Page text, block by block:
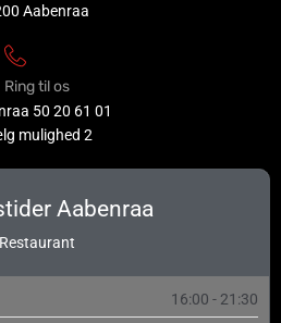
Aabenraa
Ring til os
50 20 61 01
mulighed 2
Aabenraa
Restaurant
16:00 - 21:30